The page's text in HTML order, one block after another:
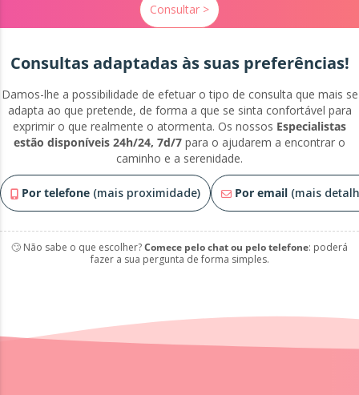
Consultar >
Consultas adaptadas às suas preferências!
Damos-lhe a possibilidade de efetuar o tipo de consulta que mais se
adapta ao que pretende, de forma a que se sinta confortável para
exprimir o que realmente o atormenta. Os nossos Especialistas
estão disponíveis 24h/24, 7d/7 para o ajudarem a encontrar o
caminho e a serenidade.
Por telefone (mais proximidade) Por email (mais
🙄 Não sabe o que escolher?Comece pelo chat ou pelo telefone: poderá
fazer a sua pergunta de forma simples.